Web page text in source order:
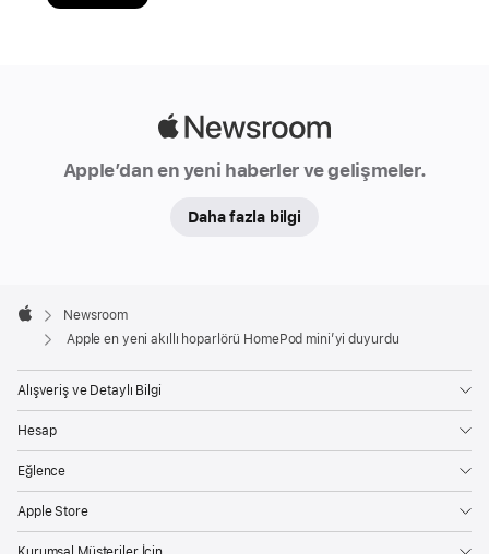
Apple’dan en yeni haberler ve gelişmeler.
Daha fazla bilgi
Footer

Apple
Newsroom
Apple en yeni akıllı hoparlörü HomePod mini’yi duyurdu
Alışveriş ve Detaylı Bilgi
Hesap
Eğlence
Apple Store